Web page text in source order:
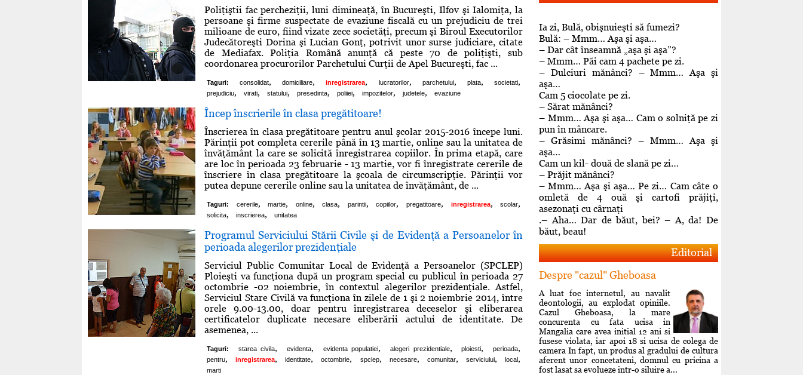
Poliţiştii fac percheziţii, luni dimineaţă, în Bucureşti, Ilfov şi Ialomiţa, la
persoane şi firme suspectate de evaziune fiscală cu un prejudiciu de trei
milioane de euro, fiind vizate zece societăţi, precum şi Biroul Executorilor
Judecătoreşti Dorina şi Lucian Gonţ, potrivit unor surse judiciare, citate
de Mediafax. Poliţia Română anunţă că peste 70 de poliţişti, sub
coordonarea procurorilor Parchetului Curţii de Apel Bucureşti, fac ...
Taguri: consolidat, domiciliare, inregistrarea, lucratorilor, parchetului, plata, societati,
prejudiciu, virati, statului, presedinta, poliiei, impozitelor, judetele, evaziune
Încep înscrierile în clasa pregătitoare!
Înscrierea în clasa pregătitoare pentru anul şcolar 2015-2016 începe luni.
Părinţii pot completa cererile până în 13 martie, online sau la unitatea de
învăţământ la care se solicită înregistrarea copiilor. În prima etapă, care
are loc în perioada 23 februarie - 13 martie, vor fi înregistrate cererile de
înscriere în clasa pregătitoare la şcoala de circumscripţie. Părinţii vor
putea depune cererile online sau la unitatea de învăţământ, de ...
Taguri: cererile, martie, online, clasa, parintii, copiilor, pregatitoare, inregistrarea, scolar,
solicita, inscrierea, unitatea
Programul Serviciului Stării Civile şi de Evidenţă a Persoanelor în
perioada alegerilor prezidenţiale
Serviciul Public Comunitar Local de Evidenţă a Persoanelor (SPCLEP)
Ploieşti va funcţiona după un program special cu publicul în perioada 27
octombrie -02 noiembrie, în contextul alegerilor prezidenţiale. Astfel,
Serviciul Stare Civilă va funcţiona în zilele de 1 şi 2 noiembrie 2014, între
orele 9.00-13.00, doar pentru înregistrarea deceselor şi eliberarea
certificatelor duplicate necesare eliberării actului de identitate. De
asemenea, ...
Taguri: starea civila, evidenta, evidenta populatiei, alegeri prezidentiale, ploiesti, perioada,
pentru, inregistrarea, identitate, octombrie, spclep, necesare, comunitar, serviciului, local,
marti
Ia zi, Bulă, obişnuieşti să fumezi?
Bulă: – Mmm… Aşa şi aşa…
– Dar cât înseamnă „aşa şi aşa”?
– Mmm… Păi cam 4 pachete pe zi.
– Dulciuri mănânci? – Mmm… Aşa şi
aşa…
Cam 5 ciocolate pe zi.
– Sărat mănânci?
– Mmm… Aşa şi aşa… Cam o solniţă pe zi
pun în mâncare.
– Grăsimi mănânci? – Mmm… Aşa şi
aşa…
Cam un kil- două de slană pe zi…
– Prăjit mănânci?
– Mmm… Aşa şi aşa… Pe zi… Cam câte o
omletă de 4 ouă şi cartofi prăjiţi,
asezonaţi cu cârnaţi
.– Aha… Dar de băut, bei? – A, da! De
băut, beau!
Editorial
Despre "cazul" Gheboasa
A luat foc internetul, au navalit
deontologii, au explodat opiniile.
Cazul Gheboasa, la mare
concurenta cu fata ucisa in
Mangalia care avea initial 12 ani si
fusese violata, iar apoi 18 si ucisa de colega de
camera In fapt, un produs al gradului de cultura
aferent unor concetateni, domnul cu pricina a
fost lasat sa evolueze intr-o siluire a...